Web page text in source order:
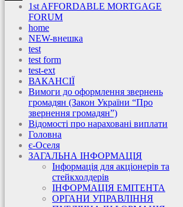
1st AFFORDABLE MORTGAGE
FORUM
home
NEW-внешка
test
test form
test-ext
ВАКАНСІЇ
Вимоги до оформлення звернень
громадян (Закон України “Про
звернення громадян”)
Відомості про нараховані виплати
Головна
є-Оселя
ЗАГАЛЬНА ІНФОРМАЦІЯ
Інформація для акціонерів та
стейкхолдерів
ІНФОРМАЦІЯ ЕМІТЕНТА
ОРГАНИ УПРАВЛІННЯ